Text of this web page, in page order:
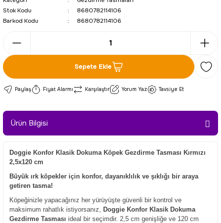
Stok Kodu
8680782114106
Barkod Kodu
8680782114106
Sepete Ekle
Paylaş Fiyat Alarmı Karşılaştır Yorum Yaz Tavsiye Et
Ürün Bilgisi
Doggie Konfor Klasik Dokuma Köpek Gezdirme Tasması Kırmızı
2,5x120 cm
Büyük ırk köpekler için konfor, dayanıklılık ve şıklığı bir araya
getiren tasma!
Köpeğinizle yapacağınız her yürüyüşte güvenli bir kontrol ve
maksimum rahatlık istiyorsanız, Doggie Konfor Klasik Dokuma
Gezdirme Tasması ideal bir seçimdir. 2,5 cm genişliğe ve 120 cm